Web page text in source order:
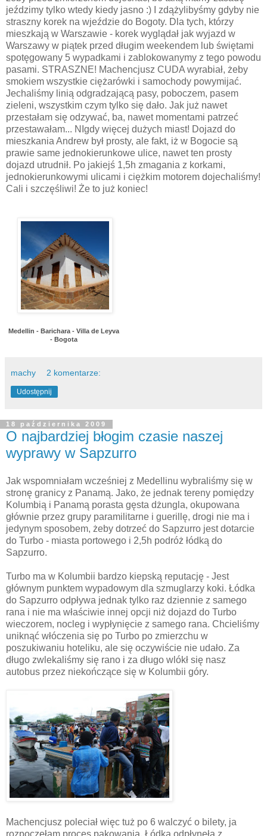
jeździmy tylko wtedy kiedy jasno :) I zdążylibyśmy gdyby nie
straszny korek na wjeździe do Bogoty. Dla tych, którzy
mieszkają w Warszawie - korek wyglądał jak wyjazd w
Warszawy w piątek przed długim weekendem lub świętami
spotęgowany 5 wypadkami i zablokowanymy z tego powodu
pasami. STRASZNE! Machencjusz CUDA wyrabiał, żeby
smokiem wszystkie ciężarówki i samochody powymijać.
Jechaliśmy linią odgradzającą pasy, poboczem, pasem
zieleni, wszystkim czym tylko się dało. Jak już nawet
przestałam się odzywać, ba, nawet momentami patrzeć
przestawałam... NIgdy więcej dużych miast! Dojazd do
mieszkania Andrew był prosty, ale fakt, iż w Bogocie są
prawie same jednokierunkowe ulice, nawet ten prosty
dojazd utrudnił. Po jakiejś 1,5h zmagania z korkami,
jednokierunkowymi ulicami i ciężkim motorem dojechaliśmy!
Cali i szczęśliwi! Że to już koniec!
Medellin - Barichara - Villa de Leyva
- Bogota
machy 2 komentarze:
Udostępnij
18 października 2009
O najbardziej błogim czasie naszej
wyprawy w Sapzurro
Jak wspomniałam wcześniej z Medellinu wybraliśmy się w
stronę granicy z Panamą. Jako, że jednak tereny pomiędzy
Kolumbią i Panamą porasta gęsta dżungla, okupowana
głównie przez grupy paramilitarne i guerillę, drogi nie ma i
jedynym sposobem, żeby dotrzeć do Sapzurro jest dotarcie
do Turbo - miasta portowego i 2,5h podróż łódką do
Sapzurro.
Turbo ma w Kolumbii bardzo kiepską reputację - Jest
głównym punktem wypadowym dla szmuglarzy koki. Łódka
do Sapzurro odpływa jednak tylko raz dziennie z samego
rana i nie ma właściwie innej opcji niż dojazd do Turbo
wieczorem, nocleg i wypłynięcie z samego rana. Chcieliśmy
uniknąć włóczenia się po Turbo po zmierzchu w
poszukiwaniu hoteliku, ale się oczywiście nie udało. Za
długo zwlekaliśmy się rano i za długo wlókł się nasz
autobus przez niekończące się w Kolumbii góry.
Machencjusz poleciał więc tuż po 6 walczyć o bilety, ja